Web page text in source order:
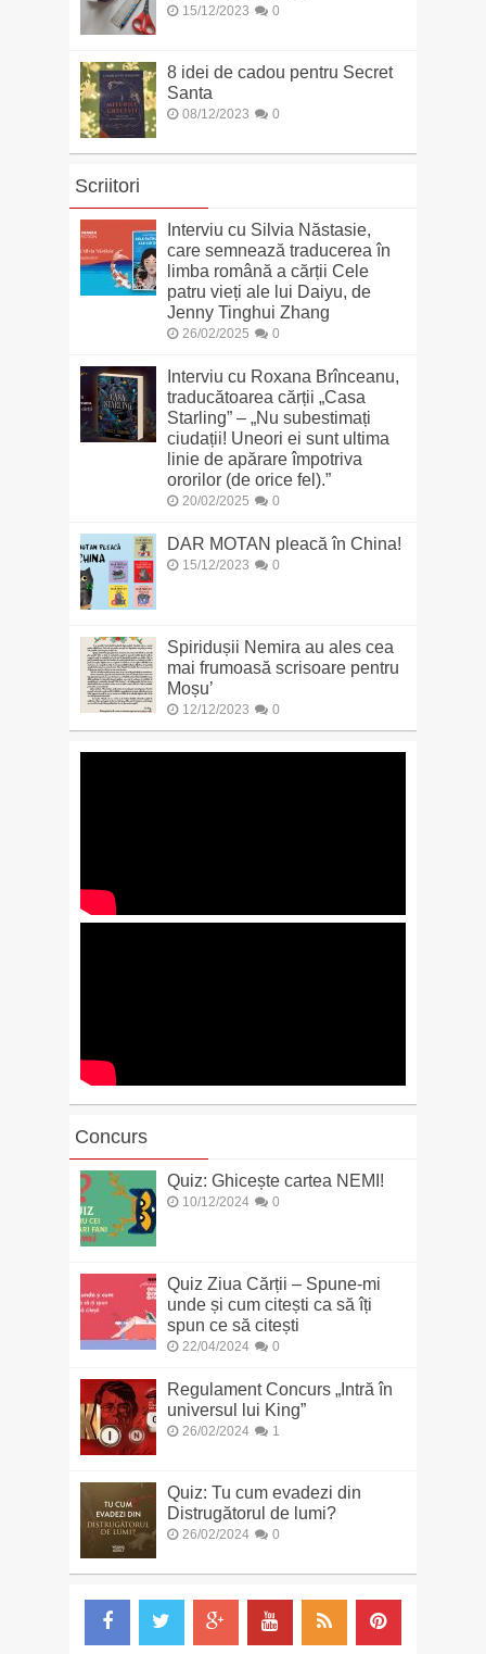
15/12/2023 0
8 idei de cadou pentru Secret
Santa
08/12/2023 0
Scriitori
Interviu cu Silvia Năstasie,
care semnează traducerea în
limba română a cărții Cele
patru vieți ale lui Daiyu, de
Jenny Tinghui Zhang
26/02/2025 0
Interviu cu Roxana Brînceanu,
traducătoarea cărții „Casa
Starling” – „Nu subestimați
ciudații! Uneori ei sunt ultima
linie de apărare împotriva
ororilor (de orice fel).”
20/02/2025 0
DAR MOTAN pleacă în China!
15/12/2023 0
Spiridușii Nemira au ales cea
mai frumoasă scrisoare pentru
Moșu’
12/12/2023 0
Concurs
Quiz: Ghicește cartea NEMI!
10/12/2024 0
Quiz Ziua Cărții – Spune-mi
unde și cum citești ca să îți
spun ce să citești
22/04/2024 0
Regulament Concurs „Intră în
universul lui King”
26/02/2024 1
Quiz: Tu cum evadezi din
Distrugătorul de lumi?
26/02/2024 0